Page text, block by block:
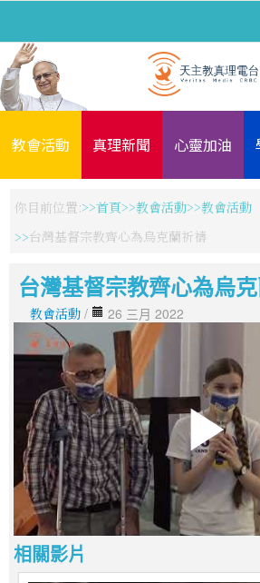
教會活動 真理新聞 心靈加油
你目前位置: 首頁 教會活動
教會活動
台灣基督宗教齊心為烏克蘭祈禱
台灣基督宗教齊心為烏
教會活動 / 26 三月 2022
相關影片